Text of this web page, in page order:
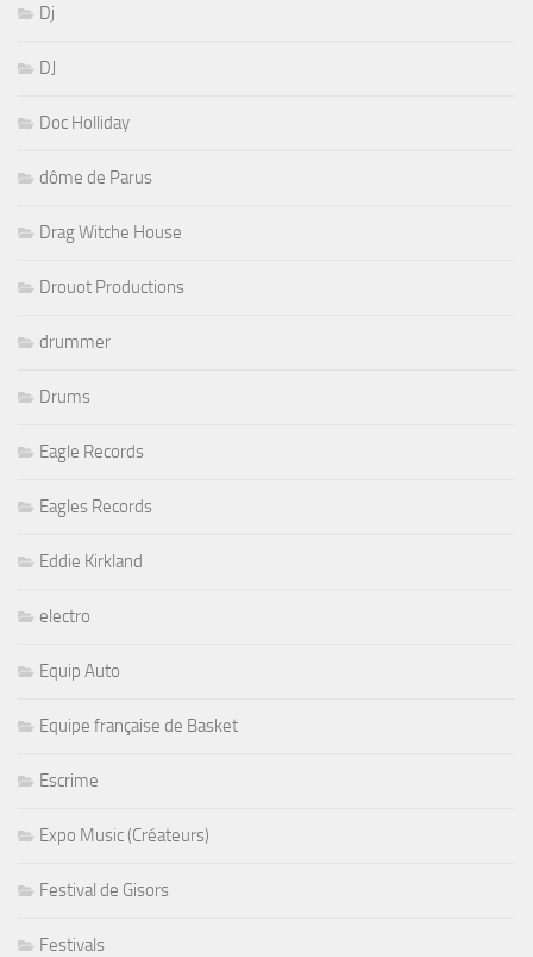
Dj
DJ
Doc Holliday
dôme de Parus
Drag Witche House
Drouot Productions
drummer
Drums
Eagle Records
Eagles Records
Eddie Kirkland
electro
Equip Auto
Equipe française de Basket
Escrime
Expo Music (Créateurs)
Festival de Gisors
Festivals